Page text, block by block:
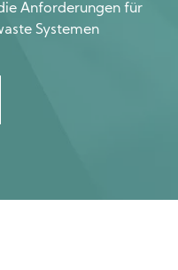
Anforderungen für
Systemen